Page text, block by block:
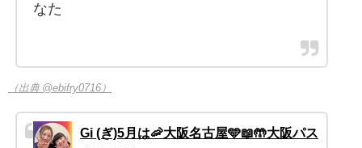
なた
（出典 @ebifry0716）
Gi (ぎ)5月は🦐大阪名古屋🩵📖🤲大阪パス